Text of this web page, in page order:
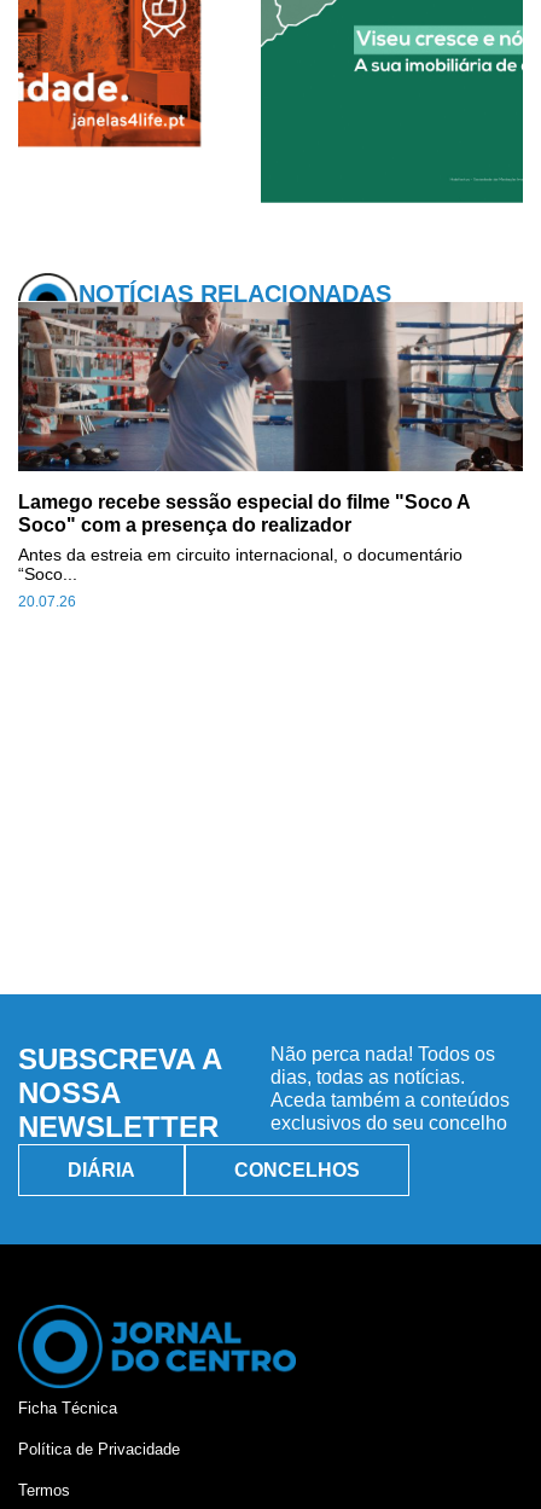
NOTÍCIAS RELACIONADAS
Lamego recebe sessão especial do filme "Soco A
Soco" com a presença do realizador
20.07.26
Antes da estreia em circuito internacional, o documentário
“Soco...
SUBSCREVA A
NOSSA
NEWSLETTER
Não perca nada! Todos os
dias, todas as notícias.
Aceda também a conteúdos
exclusivos do seu concelho
DIÁRIA CONCELHOS
Ficha Técnica
Política de Privacidade
Termos